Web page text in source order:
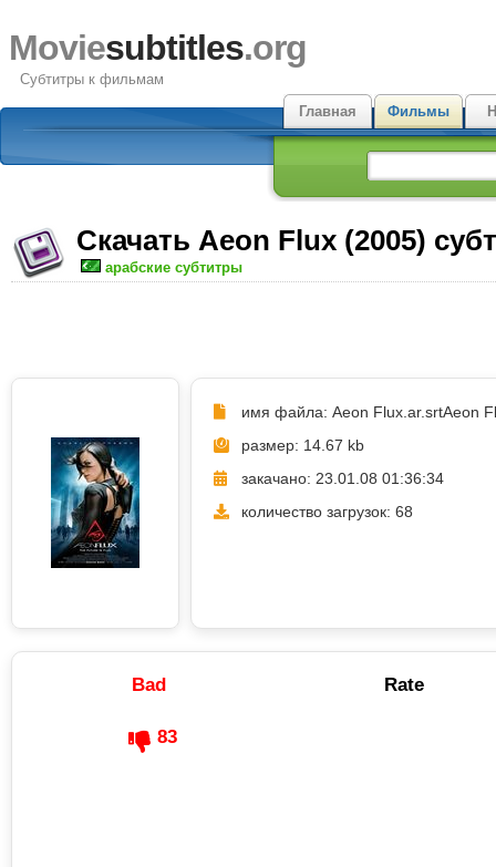
Moviesubtitles.org
Субтитры к фильмам
Главная
Фильмы
Скачать Aeon Flux (2005)
арабские субтитры
имя файла: Aeon Flux.ar.srtAeon
размер: 14.67 kb
закачано: 23.01.08 01:36:34
количество загрузок: 68
Bad Rate
83